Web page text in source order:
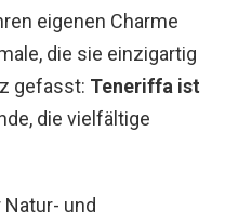
eigenen Charme
die sie einzigartig
gefasst: Teneriffa ist
die vielfältige
und